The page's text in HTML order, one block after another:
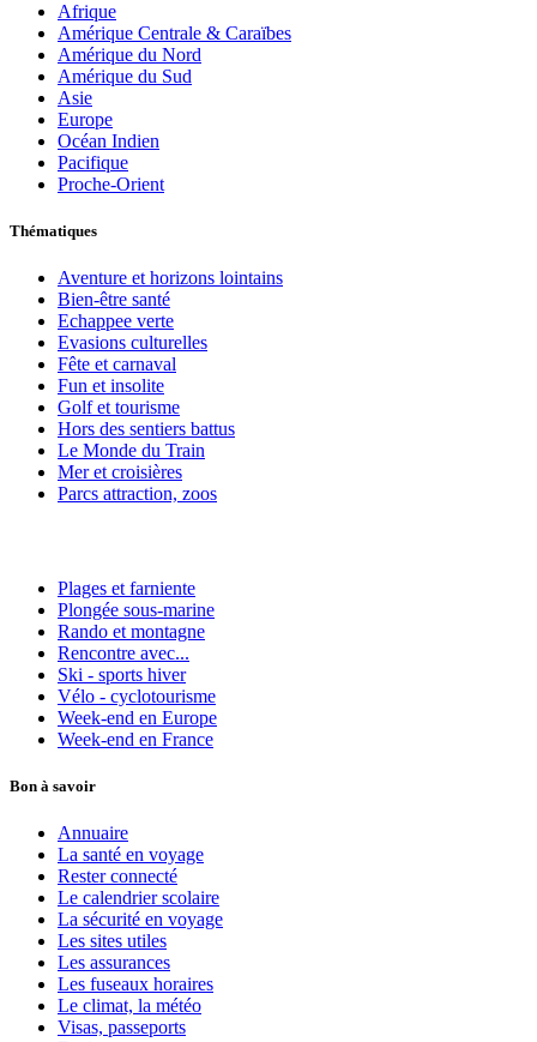
Afrique
Amérique Centrale & Caraïbes
Amérique du Nord
Amérique du Sud
Asie
Europe
Océan Indien
Pacifique
Proche-Orient
Thématiques
Aventure et horizons lointains
Bien-être santé
Echappee verte
Evasions culturelles
Fête et carnaval
Fun et insolite
Golf et tourisme
Hors des sentiers battus
Le Monde du Train
Mer et croisières
Parcs attraction, zoos
Plages et farniente
Plongée sous-marine
Rando et montagne
Rencontre avec...
Ski - sports hiver
Vélo - cyclotourisme
Week-end en Europe
Week-end en France
Bon à savoir
Annuaire
La santé en voyage
Rester connecté
Le calendrier scolaire
La sécurité en voyage
Les sites utiles
Les assurances
Les fuseaux horaires
Le climat, la météo
Visas, passeports